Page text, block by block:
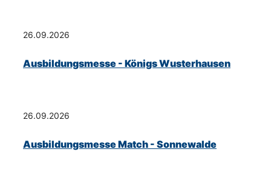
26.09.2026
Ausbildungsmesse - Königs Wusterhausen
26.09.2026
Ausbildungsmesse Match - Sonnewalde